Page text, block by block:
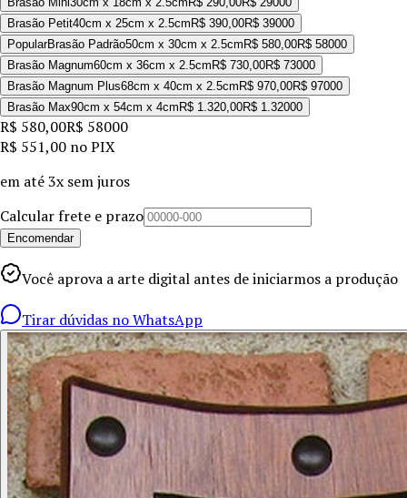
Brasão Petit40cm x 25cm x 2.5cm R$ 390,00R$ 39000
PopularBrasão Padrão50cm x 30cm x 2.5cm R$ 580,00R$ 58000
Brasão Magnum60cm x 36cm x 2.5cm R$ 730,00R$ 73000
Brasão Magnum Plus68cm x 40cm x 2.5cm R$ 970,00R$ 97000
Brasão Max90cm x 54cm x 4cm R$ 1.320,00R$ 1.32000
R$ 580,00R$ 58000
R$ 551,00 no PIX
em até3x sem juros
Calcular frete e prazo
Encomendar
Você aprova a arte digital antes de iniciarmos a produção
Tirar dúvidas no WhatsApp